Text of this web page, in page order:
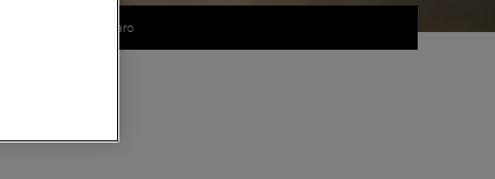
© orcearo